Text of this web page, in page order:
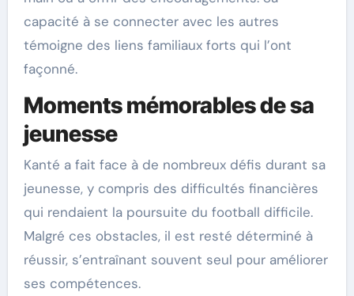
capacité à se connecter avec les autres
témoigne des liens familiaux forts qui l’ont
façonné.
Moments mémorables de sa
jeunesse
Kanté a fait face à de nombreux défis durant sa
jeunesse, y compris des difficultés financières
qui rendaient la poursuite du football difficile.
Malgré ces obstacles, il est resté déterminé à
réussir, s’entraînant souvent seul pour améliorer
ses compétences.